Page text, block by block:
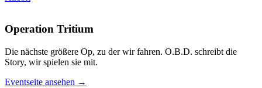
Operation Tritium
Die nächste größere Op, zu der wir fahren. O.B.D. schreibt die
Story, wir spielen sie mit.
Eventseite ansehen →